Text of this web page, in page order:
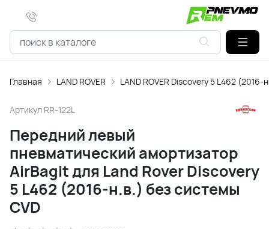
Главная LAND ROVER LAND ROVER Discovery 5 L462 (2016-
Артикул RR-122L
Передний левый
пневматический амортизатор
AirBagit для Land Rover Discovery
5 L462 (2016-н.в.) без системы
CVD